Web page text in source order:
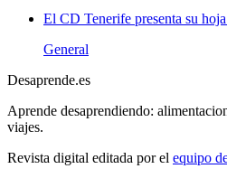
El CD Tenerife presenta su
General
Desaprende.es
Aprende desaprendiendo:
viajes.
Revista digital editada por el equipo